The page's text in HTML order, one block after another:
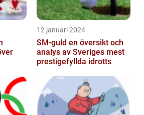
12 januari 2024
SM-guld en översikt och
analys av Sveriges mest
prestigefyllda idrotts